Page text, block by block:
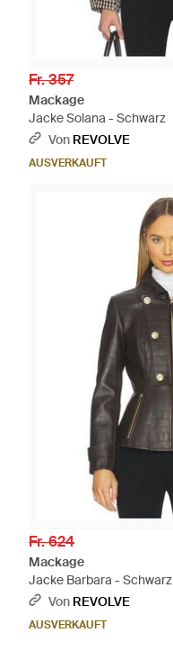
Fr. 357
Mackage
Jacke Solana - Schwarz
Von REVOLVE
AUSVERKAUFT
Fr. 624
Mackage
Jacke Barbara - Schwarz
Von REVOLVE
AUSVERKAUFT